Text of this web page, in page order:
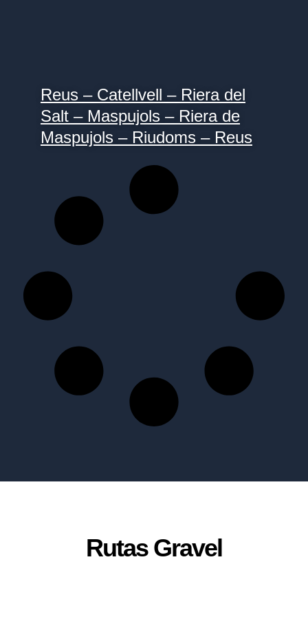
Reus – Catellvell – Riera del
Salt – Maspujols – Riera de
Maspujols – Riudoms – Reus
Rutas Gravel